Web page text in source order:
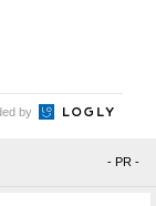
by
- PR -